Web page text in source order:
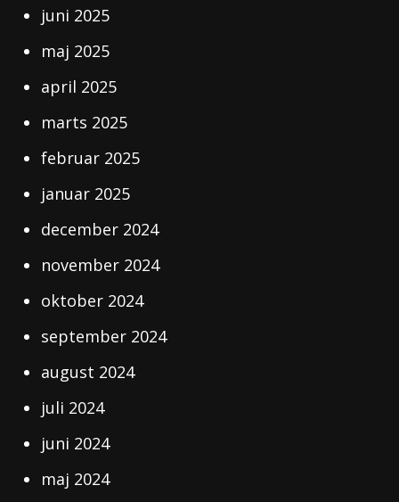
juni 2025
maj 2025
april 2025
marts 2025
februar 2025
januar 2025
december 2024
november 2024
oktober 2024
september 2024
august 2024
juli 2024
juni 2024
maj 2024